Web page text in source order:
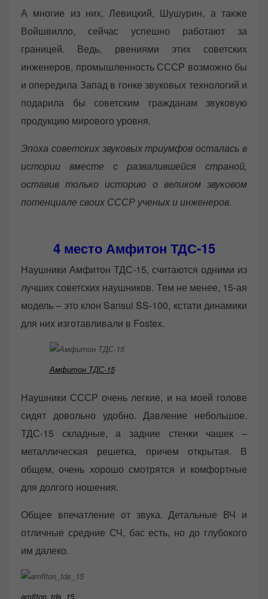
А многие из них, Левицкий, Шушурин, а также
Войшвилло, сейчас успешно работают за
границей. Ведь, рвениями этих советских
инженеров, промышленность СССР возможно бы
и опередила Запад в гонке звуковых технологий и
подарила бы советским гражданам звуковую
продукцию мирового уровня.
Эпоха советских звуковых триумфов осталась в
истории вместе с развалившейся страной,
оставив только историю о великом звуковом
потенциале своих СССР ученых и инженеров.
4 место Амфитон ТДС-15
Наушники Амфитон ТДС-15, считаются одними из
лучших советских наушников. Тем не менее, 15-ая
модель – это клон Sansui SS-100, кстати динамики
для них изготавливали в Fostex.
Амфитон ТДС-15
Наушники СССР очень легкие, и на моей голове
сидят довольно удобно. Давление небольшое.
ТДС-15 складные, а задние стенки чашек –
металлическая решетка, причем открытая. В
общем, очень хорошо смотрятся и комфортные
для долгого ношения.
Общее впечатление от звука. Детальные ВЧ и
отличные средние СЧ, бас есть, но до глубокого
им далеко.
amfiton_tds_15